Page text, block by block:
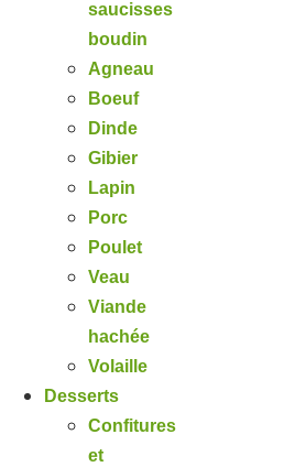
saucisses
boudin
Agneau
Boeuf
Dinde
Gibier
Lapin
Porc
Poulet
Veau
Viande
hachée
Volaille
Desserts
Confitures
et